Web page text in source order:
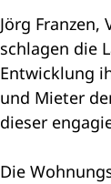
Jörg
schlagen die
Entwicklung
und Mieter
dieser
Die